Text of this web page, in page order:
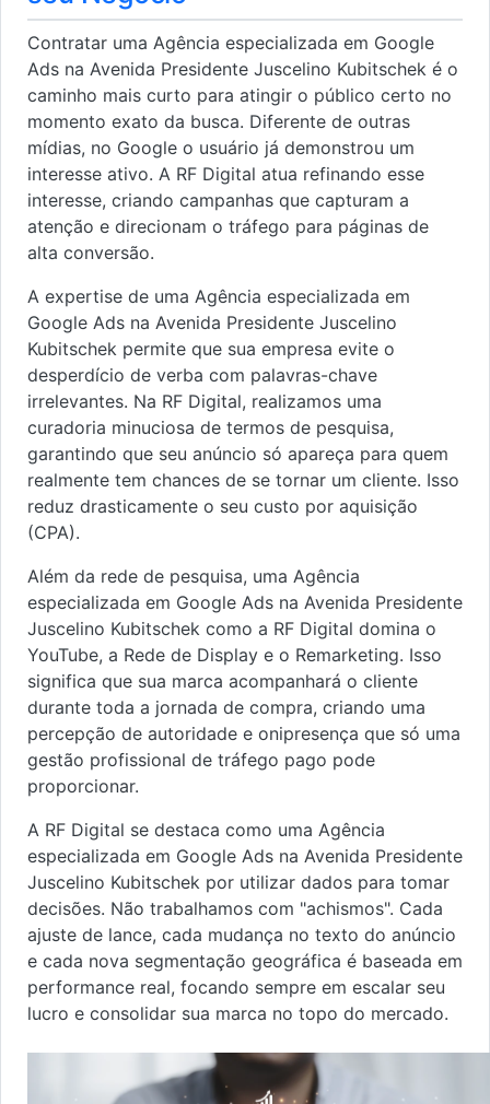
Contratar uma Agência especializada em Google
Ads na Avenida Presidente Juscelino Kubitschek é o
caminho mais curto para atingir o público certo no
momento exato da busca. Diferente de outras
mídias, no Google o usuário já demonstrou um
interesse ativo. A RF Digital atua refinando esse
interesse, criando campanhas que capturam a
atenção e direcionam o tráfego para páginas de
alta conversão.
A expertise de uma Agência especializada em
Google Ads na Avenida Presidente Juscelino
Kubitschek permite que sua empresa evite o
desperdício de verba com palavras-chave
irrelevantes. Na RF Digital, realizamos uma
curadoria minuciosa de termos de pesquisa,
garantindo que seu anúncio só apareça para quem
realmente tem chances de se tornar um cliente. Isso
reduz drasticamente o seu custo por aquisição
(CPA).
Além da rede de pesquisa, uma Agência
especializada em Google Ads na Avenida Presidente
Juscelino Kubitschek como a RF Digital domina o
YouTube, a Rede de Display e o Remarketing. Isso
significa que sua marca acompanhará o cliente
durante toda a jornada de compra, criando uma
percepção de autoridade e onipresença que só uma
gestão profissional de tráfego pago pode
proporcionar.
A RF Digital se destaca como uma Agência
especializada em Google Ads na Avenida Presidente
Juscelino Kubitschek por utilizar dados para tomar
decisões. Não trabalhamos com "achismos". Cada
ajuste de lance, cada mudança no texto do anúncio
e cada nova segmentação geográfica é baseada em
performance real, focando sempre em escalar seu
lucro e consolidar sua marca no topo do mercado.